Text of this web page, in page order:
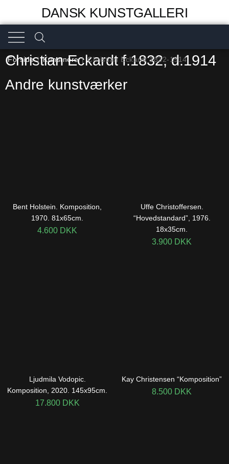
DANSK KUNSTGALLERI
Forside|Kunstnere| Christian Eckardt 1832-1914
Christian Eckardt f.1832, d.1914
Andre kunstværker
Bent Holstein. Komposition,
1970. 81x65cm.
4.600 DKK
Uffe Christoffersen.
“Hovedstandard”, 1976.
18x35cm.
3.900 DKK
Ljudmila Vodopic.
Komposition, 2020. 145x95cm.
17.800 DKK
Kay Christensen “Komposition”
8.500 DKK